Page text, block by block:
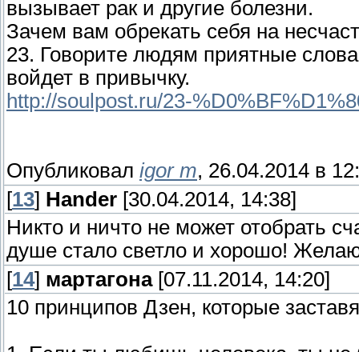
вызывает рак и другие болезни.
Зачем вам обрекать себя на
23. Говорите людям приятные
войдет в привычку.
http://soulpost.ru/23-
Опубликовал igor m, 26.04.2014 в
[13] Hander [30.04.2014, 14:38]
Никто и ничто не может отобрать
душе стало светло и хорошо!
[14] мартагона[07.11.2014, 14:20]
10 принципов Дзен, которые